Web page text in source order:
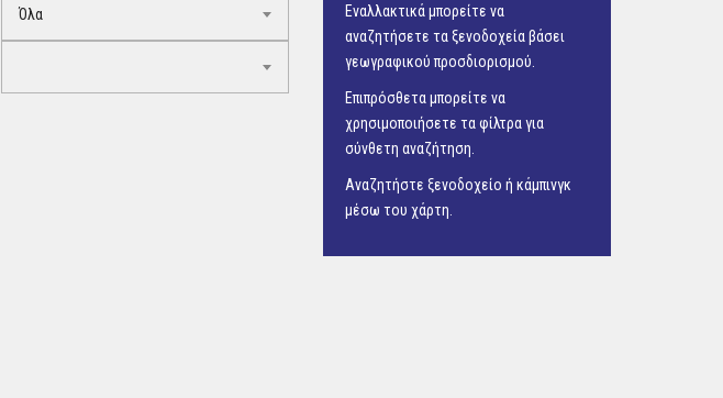
Όλα
Εναλλακτικά μπορείτε να
αναζητήσετε τα ξενοδοχεία βάσει
γεωγραφικού προσδιορισμού.
Επιπρόσθετα μπορείτε να
χρησιμοποιήσετε τα φίλτρα για
σύνθετη αναζήτηση.
Αναζητήστε ξενοδοχείο ή κάμπινγκ
μέσω του χάρτη.